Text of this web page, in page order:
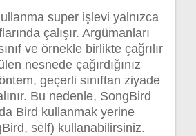
super işlevi yalnızca
çalışır. Argümanları
ve örnekle birlikte çağrılır
nesnede çağırdığınız
geçerli sınıftan ziyade
Bu nedenle, SongBird
Bird kullanmak yerine
self) kullanabilirsiniz.